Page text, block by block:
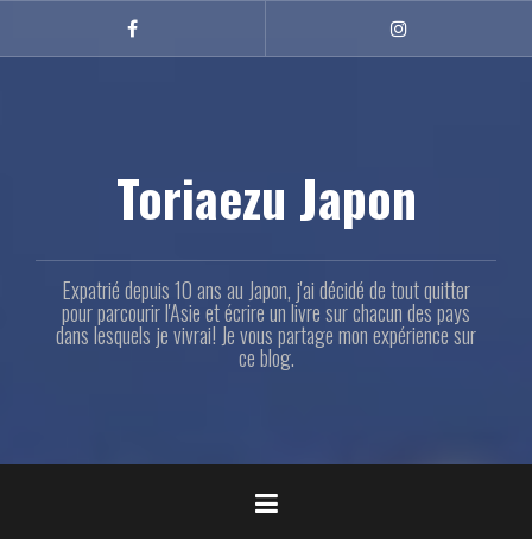
Facebook
Toriaezu Japon
Expatrié depuis 10 ans au Japon, j'ai décidé de tout quitter
pour parcourir l'Asie et écrire un livre sur chacun des pays
dans lesquels je vivrai! Je vous partage mon expérience sur
ce blog.